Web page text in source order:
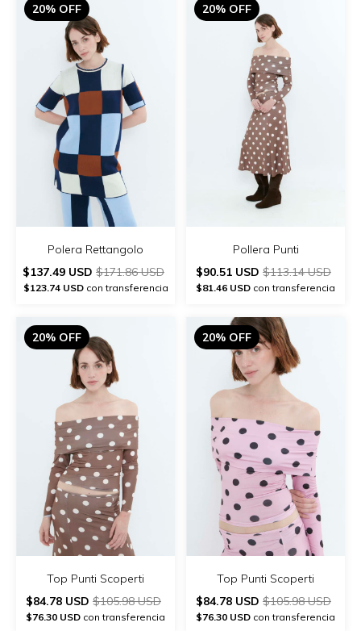
20% OFF
Polera Rettangolo
$137.49 USD $171.86 USD
$123.74 USDcon transferencia
20% OFF
Pollera Punti
$90.51 USD $113.14 USD
$81.46 USD con transferencia
20% OFF
Top Punti Scoperti
$84.78 USD $105.98 USD
$76.30 USD con transferencia
20% OFF
Top Punti Scoperti
$84.78 USD $105.98 USD
$76.30 USD con transferencia